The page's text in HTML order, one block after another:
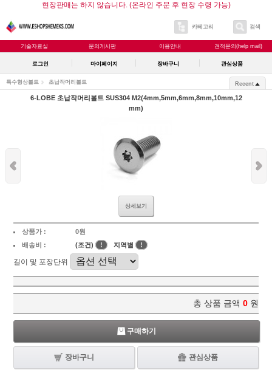
현장판매는 하지 않습니다. (온라인 주문 후 현장 수령 가능)
카테고리 검색
기술자료실 문의게시판 이용안내 견적문의(help mail)
로그인 마이페이지 장바구니 관심상품
특수형상볼트 초납작머리볼트 Recent
6-LOBE 초납작머리볼트 SUS304 M2(4mm,5mm,6mm,8mm,10mm,12
mm)
상세보기
상품가 :
0원
배송비 :
(조건) ! 지역별 !
길이 및 포장단위
총 상품 금액 0 원
구매하기
장바구니 관심상품